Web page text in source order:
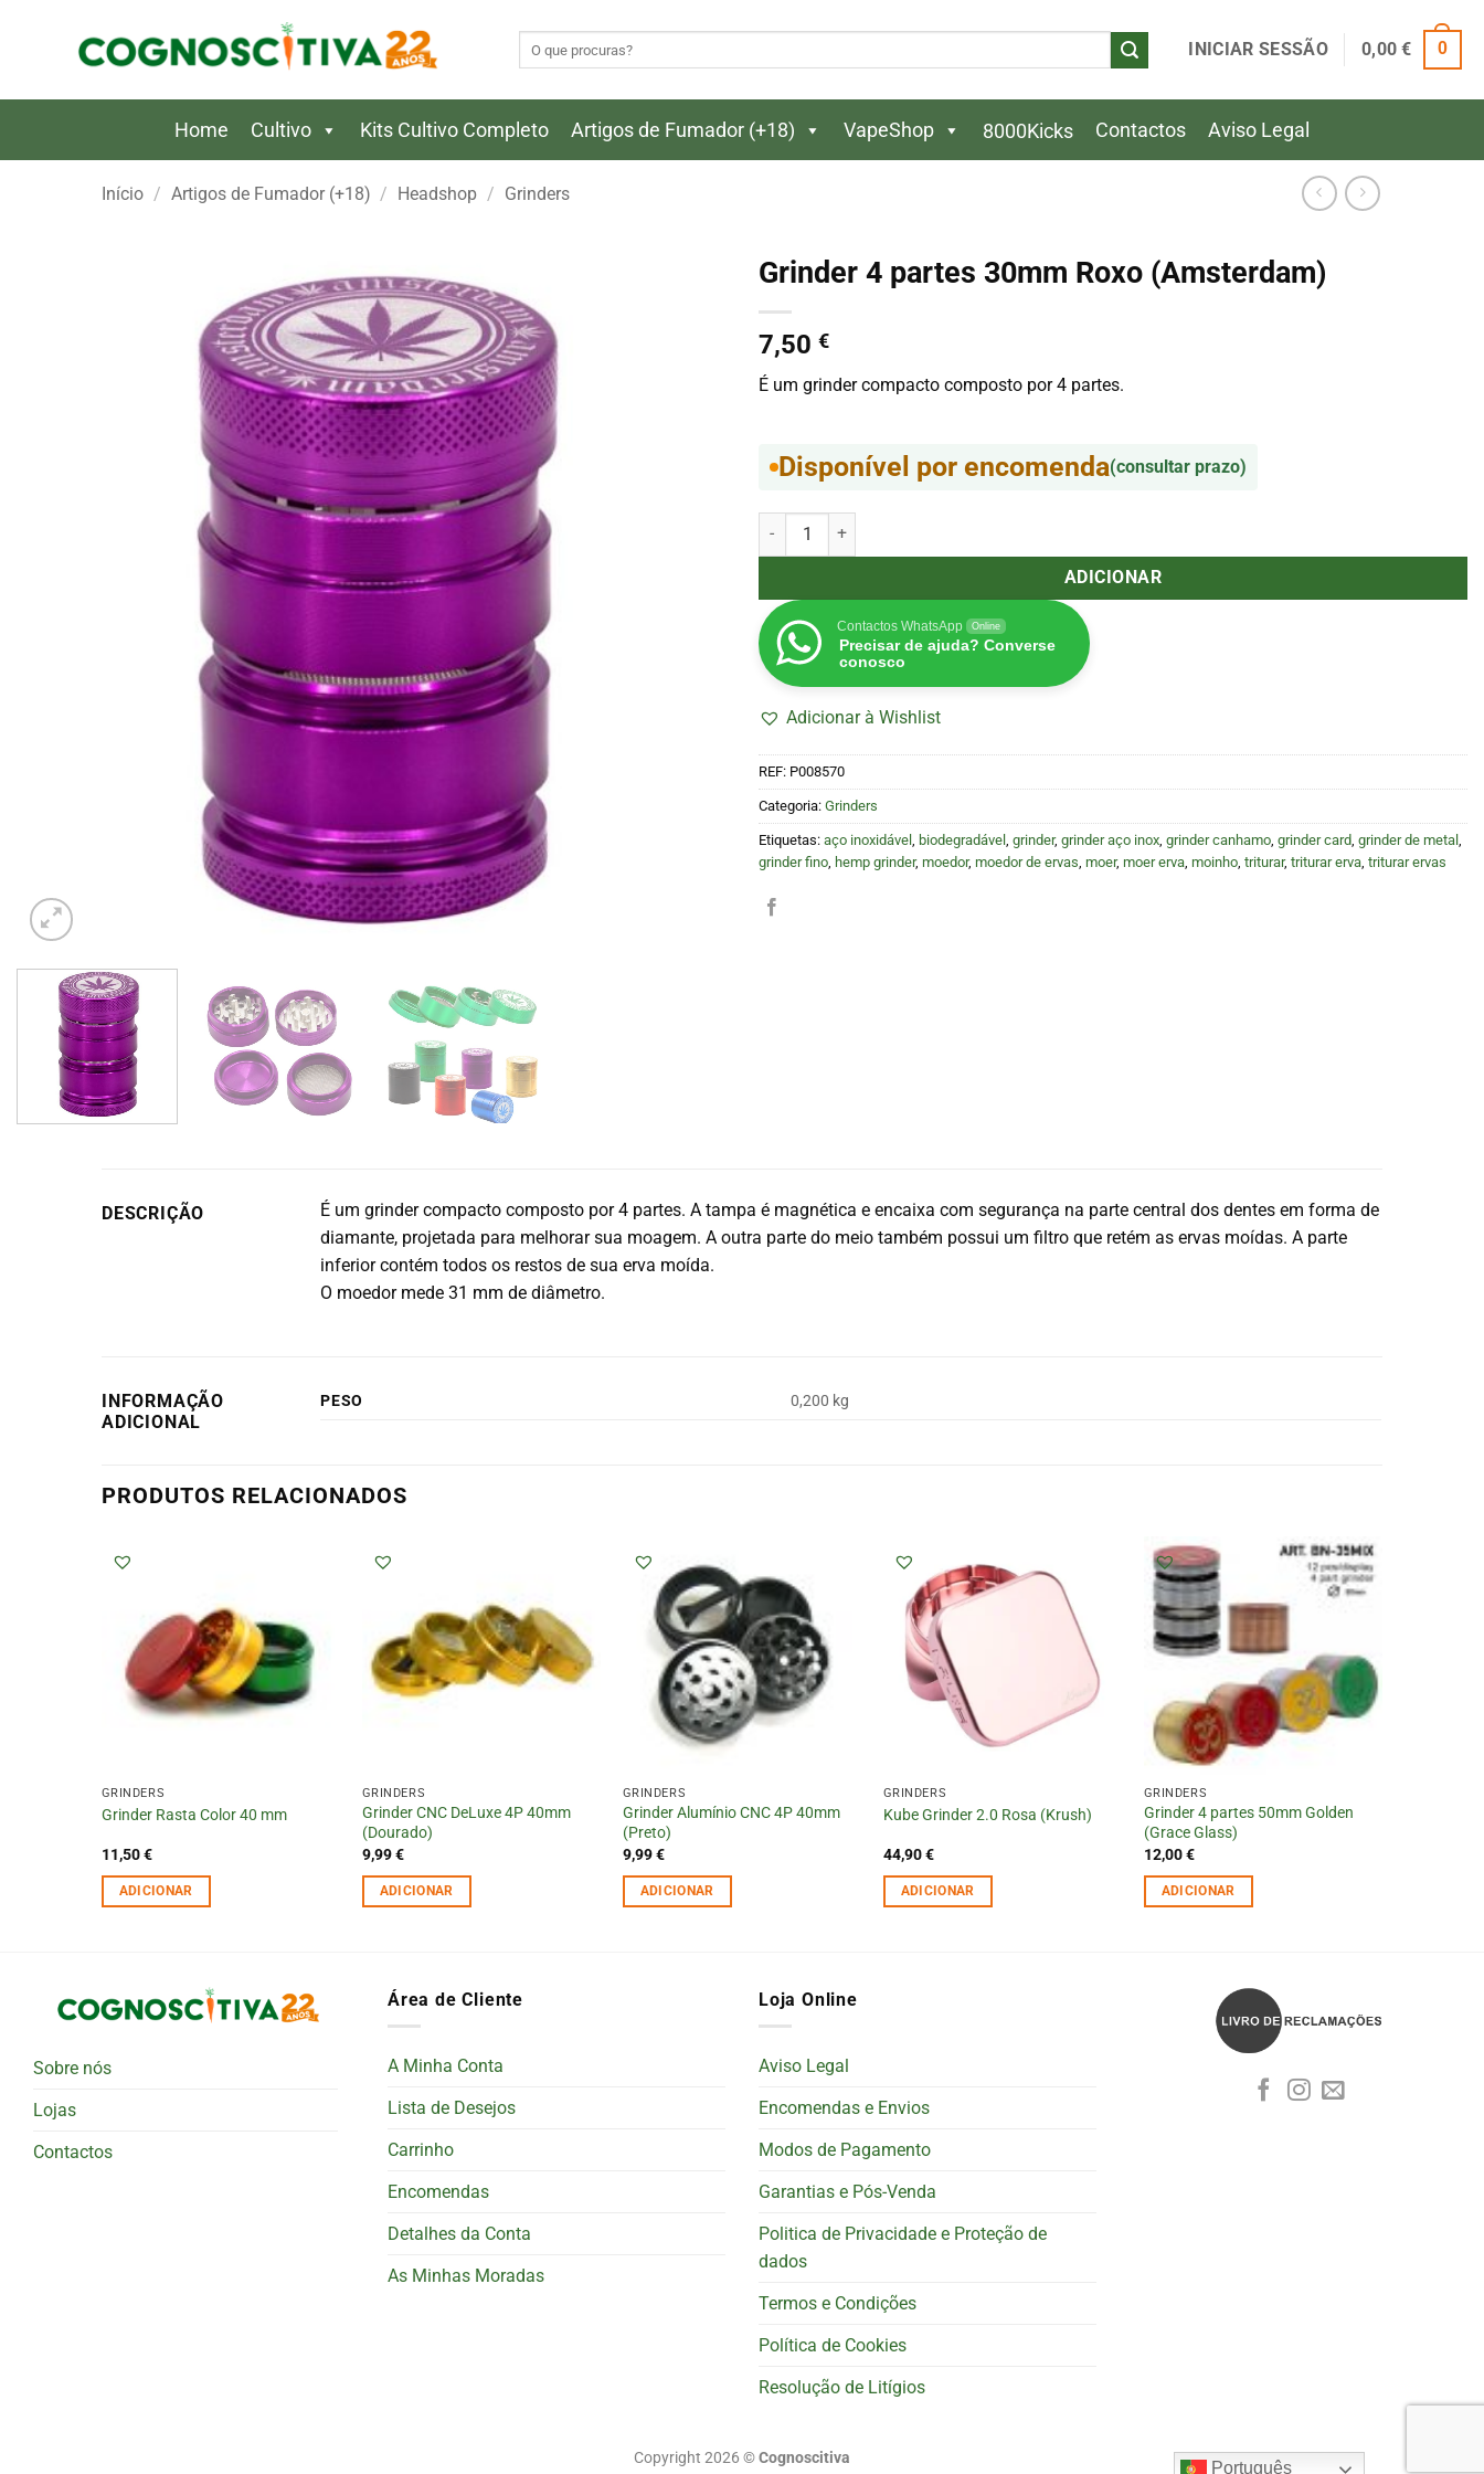
INICIAR SESSÃO 0,00€ 0
Home Cultivo Kits Cultivo Completo Artigos de Fumador (+18) VapeShop 8000Kicks Contactos Aviso Legal
Início / Artigos de Fumador (+18) / Headshop / Grinders
Grinder 4 partes 30mm Roxo (Amsterdam)
7,50 €
É um grinder compacto composto por 4 partes.
Disponível por encomenda(consultar prazo)
Quantidade de Grinder 4 partes 30mm Roxo (Amsterdam)
ADICIONAR
Contactos WhatsApp Online
Precisar de ajuda? Converse
conosco
Adicionar à Wishlist
REF: P008570
Categoria: Grinders
Etiquetas: aço inoxidável biodegradável grinder, grinder aço inox grinder canhamo grinder card grinder de metal
grinder fino hemp grinder, moedor, moedor de ervas moer, moer erva moinho triturar, triturar erva triturar ervas
DESCRIÇÃO
É um grinder compacto composto por 4 partes. A tampa é magnética e encaixa com segurança na parte central dos dentes em forma de
diamante, projetada para melhorar sua moagem. A outra parte do meio também possui um filtro que retém as ervas moídas. A parte
inferior contém todos os restos de sua erva moída.
O moedor mede 31 mm de diâmetro.
INFORMAÇÃO
ADICIONAL
PESO 0,200 kg
PRODUTOS RELACIONADOS
GRINDERS
Grinder Rasta Color 40 mm
11,50€
ADICIONAR
GRINDERS
Grinder CNC DeLuxe 4P 40mm
(Dourado)
9,99€
ADICIONAR
GRINDERS
Grinder Alumínio CNC 4P 40mm
(Preto)
9,99€
ADICIONAR
GRINDERS
Kube Grinder 2.0 Rosa (Krush)
44,90€
ADICIONAR
GRINDERS
Grinder 4 partes 50mm Golden
(Grace Glass)
12,00€
ADICIONAR
Sobre nós
Lojas
Contactos
Área de Cliente
A Minha Conta
Lista de Desejos
Carrinho
Encomendas
Detalhes da Conta
As Minhas Moradas
Loja Online
Aviso Legal
Encomendas e Envios
Modos de Pagamento
Garantias e Pós-Venda
Politica de Privacidade e Proteção de
dados
Termos e Condições
Política de Cookies
Resolução de Litígios
Copyright 2026 ©Cognoscitiva
Português